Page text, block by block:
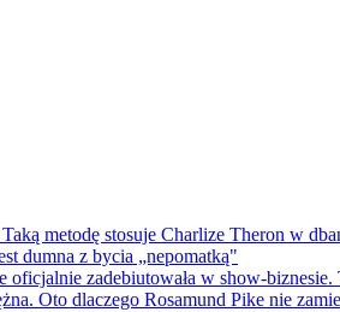
metodę stosuje Charlize Theron w
dumna z bycia „nepomatką"
oficjalnie zadebiutowała w show-
Oto dlaczego Rosamund Pike nie